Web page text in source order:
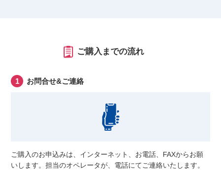
ご購入までの流れ
お問合せ&ご連絡
ご購入のお申込みは、インターネット、お電話、FAXからお願
いします。担当のオペレータが、電話にてご連絡いたします。